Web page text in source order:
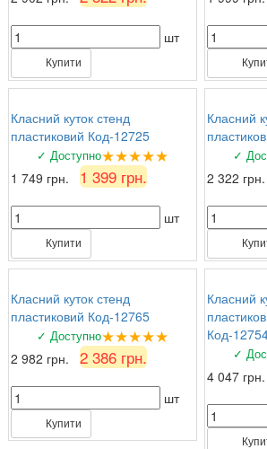
шт
Купити
Класний куток стенд
пластиковий Код-12725
✓ Доступно★★★★★
1 749 грн. 1 399 грн.
шт
Купити
Класний
✓
2 322 грн.
Класний куток стенд
пластиковий Код-12765
✓ Доступно★★★★★
2 982 грн. 2 386 грн.
шт
Купити
Класний
Код-
✓
4 047 грн.